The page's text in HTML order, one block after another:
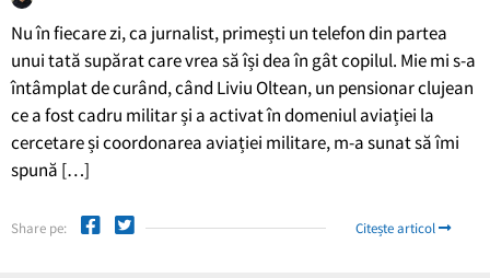
Nu în fiecare zi, ca jurnalist, primești un telefon din partea
unui tată supărat care vrea să își dea în gât copilul. Mie mi s-a
întâmplat de curând, când Liviu Oltean, un pensionar clujean
ce a fost cadru militar și a activat în domeniul aviației la
cercetare și coordonarea aviației militare, m-a sunat să îmi
spună […]
Share pe: Citește articol